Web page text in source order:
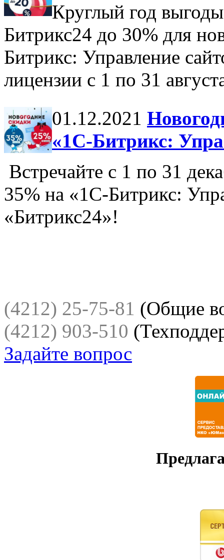
Круглый год
Битрикс24 до 30% для
Битрикс: Управление
лицензии с 1 по 31
01.12.2021
«1С-Битрикс:
Встречайте с 1 по 31
35% на «1С-Битрикс:
«Битрикс24»!
(4212) 25-75-81 (Общие
(4212) 903-510
Задайте вопрос